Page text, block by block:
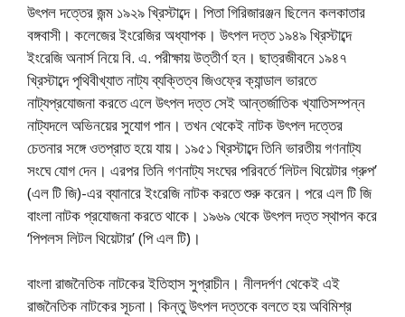
উৎপল দত্তের জন্ম ১৯২৯ খ্রিস্টাব্দে। পিতা গিরিজারঞ্জন ছিলেন কলকাতার
বঙ্গবাসী। কলেজের ইংরেজির অধ্যাপক। উৎপল দত্ত ১৯৪৯ খ্রিস্টাব্দে
ইংরেজি অনার্স নিয়ে বি. এ. পরীক্ষায় উত্তীর্ণ হন। ছাত্রজীবনে ১৯৪৭
খ্রিস্টাব্দে পৃথিবীখ্যাত নাট্য ব্যক্তিত্ব জিওফ্রে ক্যান্ডাল ভারতে
নাট্যপ্রযােজনা করতে এলে উৎপল দত্ত সেই আন্তর্জাতিক খ্যাতিসম্পন্ন
নাট্যদলে অভিনয়ের সুযােগ পান। তখন থেকেই নাটক উৎপল দত্তের
চেতনার সঙ্গে ওতপ্রাত হয়ে যায়। ১৯৫১ খ্রিস্টাব্দে তিনি ভারতীয় গণনাট্য
সংঘে যােগ দেন। এরপর তিনি গণনাট্য সংঘের পরিবর্তে ‘লিটল থিয়েটার গ্রুপ’
(এল টি জি)-এর ব্যানারে ইংরেজি নাটক করতে শুরু করেন। পরে এল টি জি
বাংলা নাটক প্রযােজনা করতে থাকে। ১৯৬৯ থেকে উৎপল দত্ত স্থাপন করে
‘পিপলস লিটল থিয়েটার’ (পি এল টি)।
বাংলা রাজনৈতিক নাটকের ইতিহাস সুপ্রাচীন। নীলদর্পণ থেকেই এই
রাজনৈতিক নাটকের সূচনা। কিন্তু উৎপল দত্তকে বলতে হয় অবিমিশ্র